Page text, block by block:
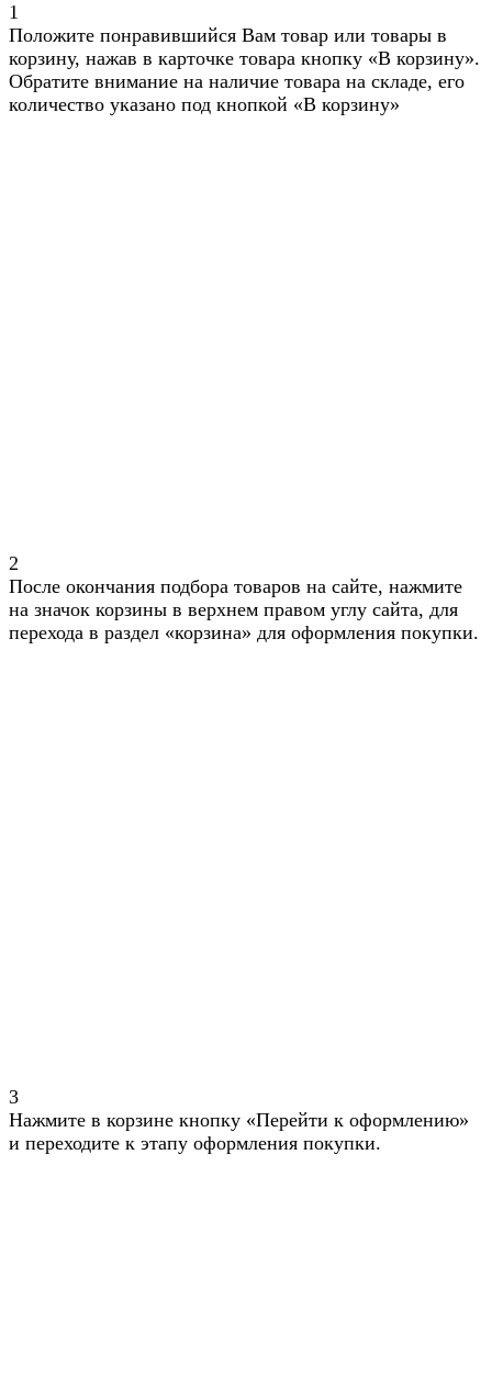
1
Положите понравившийся Вам товар или товары в
корзину, нажав в карточке товара кнопку «В корзину».
Обратите внимание на наличие товара на складе, его
количество указано под кнопкой «В корзину»
2
После окончания подбора товаров на сайте, нажмите
на значок корзины в верхнем правом углу сайта, для
перехода в раздел «корзина» для оформления покупки.
3
Нажмите в корзине кнопку «Перейти к оформлению»
и переходите к этапу оформления покупки.